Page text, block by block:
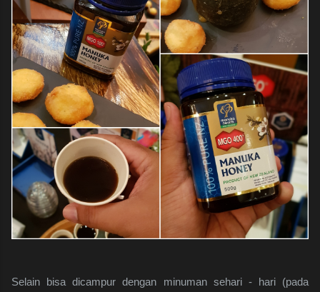
Selain bisa dicampur dengan minuman sehari - hari (pada